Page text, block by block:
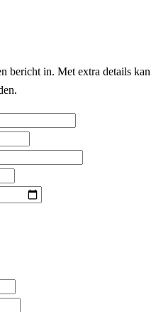
bericht in. Met extra details kan